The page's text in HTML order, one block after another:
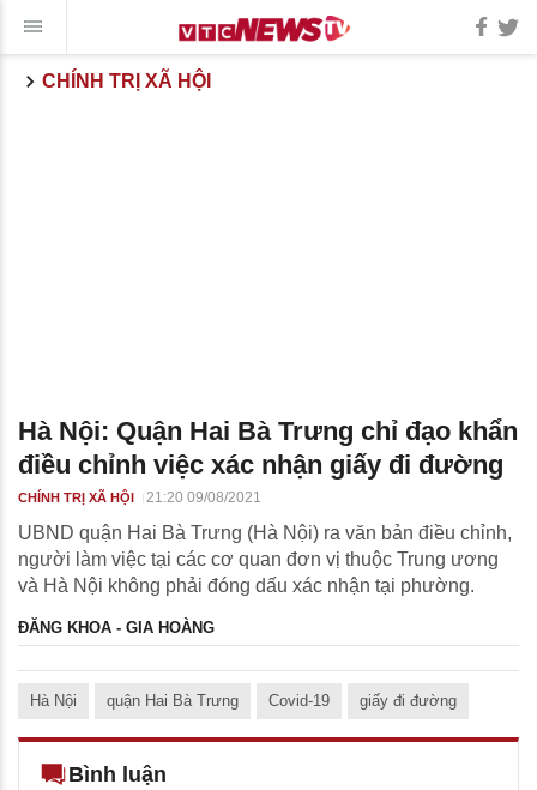
CHÍNH TRỊ XÃ HỘI
Hà Nội: Quận Hai Bà Trưng chỉ đạo khẩn
điều chỉnh việc xác nhận giấy đi đường
CHÍNH TRỊ XÃ HỘI 21:20 09/08/2021
UBND quận Hai Bà Trưng (Hà Nội) ra văn bản điều chỉnh,
người làm việc tại các cơ quan đơn vị thuộc Trung ương
và Hà Nội không phải đóng dấu xác nhận tại phường.
ĐĂNG KHOA - GIA HOÀNG
Hà Nội quận Hai Bà Trưng Covid-19 giấy đi đường
Bình luận